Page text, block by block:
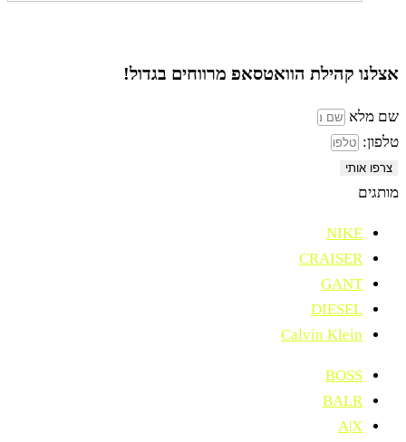
אצלנו קהילת הוואטסאפ מרווחים בגדול!
שם מלא
טלפון:
צרפו אותי
מותגים
NIKE
CRAISER
GANT
DIESEL
Calvin Klein
BOSS
BALR
A|X